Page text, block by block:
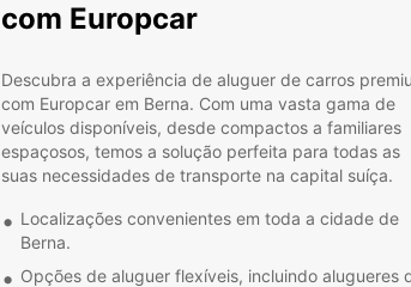
com Europcar
Descubra a experiência de aluguer de carros
com Europcar em Berna. Com uma vasta gama de
veículos disponíveis, desde compactos a familiares
espaçosos, temos a solução perfeita para todas as
suas necessidades de transporte na capital suíça.
Localizações convenientes em toda a cidade de
Berna.
Opções de aluguer flexíveis, incluindo alugueres